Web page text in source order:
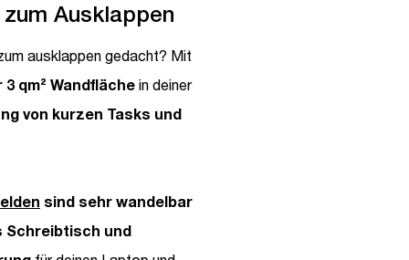
Ausklappen
ausklappen gedacht? Mit
qm² Wandfläche in deiner
von kurzen Tasks und
sind sehr wandelbar
Schreibtisch und